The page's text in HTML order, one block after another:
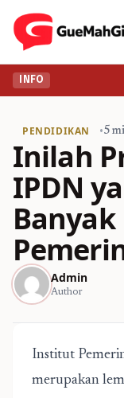
INFO
PENDIDIKAN •5
Inilah
IPDN
Admin
Author
Institut
merupakan